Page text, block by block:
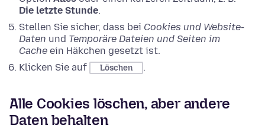
Die letzte Stunde.
Stellen Sie sicher, dass bei Cookies und Website-
Daten und Temporäre Dateien und Seiten im
Cache ein Häkchen gesetzt ist.
Klicken Sie auf
Löschen .
Alle Cookies löschen, aber andere
Daten behalten